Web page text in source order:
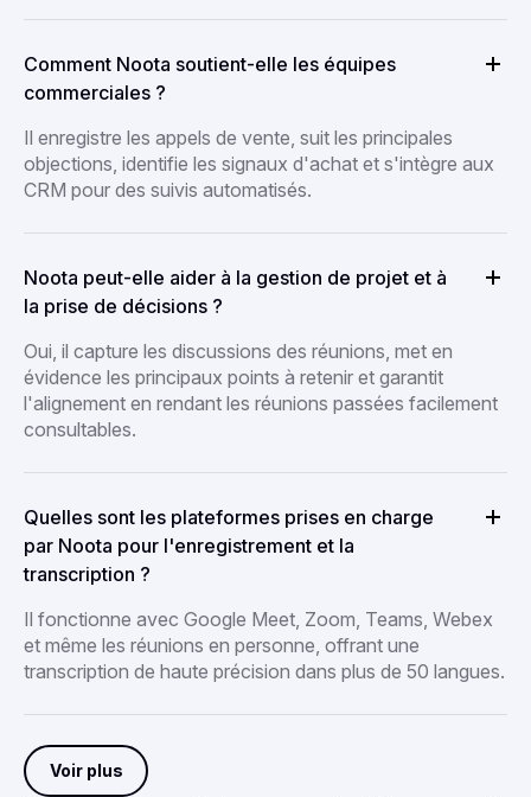
Comment Noota soutient-elle les équipes
commerciales ?
Il enregistre les appels de vente, suit les principales
objections, identifie les signaux d'achat et s'intègre aux
CRM pour des suivis automatisés.
Noota peut-elle aider à la gestion de projet et à
la prise de décisions ?
Oui, il capture les discussions des réunions, met en
évidence les principaux points à retenir et garantit
l'alignement en rendant les réunions passées facilement
consultables.
Quelles sont les plateformes prises en charge
par Noota pour l'enregistrement et la
transcription ?
Il fonctionne avec Google Meet, Zoom, Teams, Webex
et même les réunions en personne, offrant une
transcription de haute précision dans plus de 50 langues.
Voir plus